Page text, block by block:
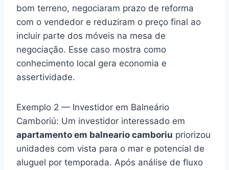
bom terreno, negociaram prazo de reforma
com o vendedor e reduziram o preço final ao
incluir parte dos móveis na mesa de
negociação. Esse caso mostra como
conhecimento local gera economia e
assertividade.
Exemplo 2 — Investidor em Balneário
Camboriú: Um investidor interessado em
apartamento em balneario camboriu priorizou
unidades com vista para o mar e potencial de
aluguel por temporada. Após análise de fluxo